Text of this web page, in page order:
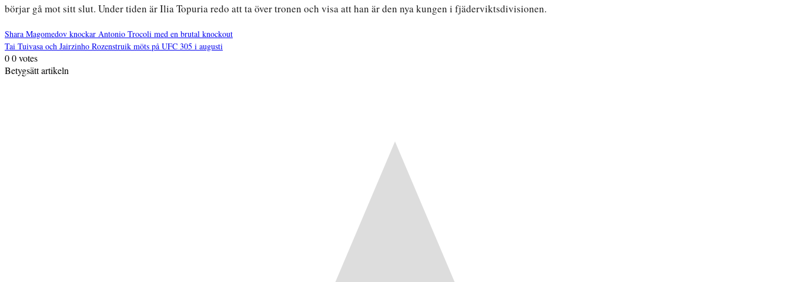
börjar gå mot sitt slut. Under tiden är Ilia Topuria redo att ta över tronen och visa att han är den nya kungen i fjäderviktsdivisionen.
Inläggsnavigering
Shara Magomedov knockar Antonio Trocoli med en brutal knockout
Tai Tuivasa och Jairzinho Rozenstruik möts på UFC 305 i augusti
00votes
Betygsätt artikeln